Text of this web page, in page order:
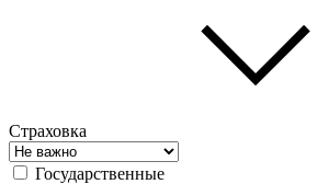
Страховка
Государственные